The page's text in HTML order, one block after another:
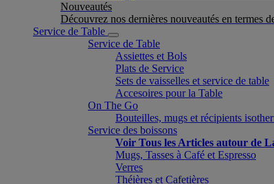
Nouveautés
Découvrez nos dernières nouveautés en termes
Service de Table
Service de Table
Assiettes et Bols
Plats de Service
Sets de vaisselles et service de table
Accesoires pour la Table
On The Go
Bouteilles, mugs et récipients
Service des boissons
Voir Tous les Articles autour de
Mugs, Tasses à Café et Espresso
Verres
Théières et Cafetières